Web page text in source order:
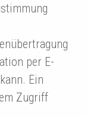
per E-
Ein
Zugriff